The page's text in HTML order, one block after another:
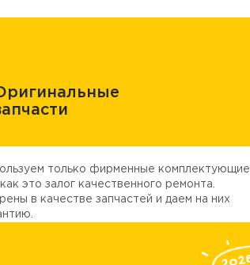
только фирменные комплектующие,
это залог качественного ремонта.
в качестве запчастей и даем на них